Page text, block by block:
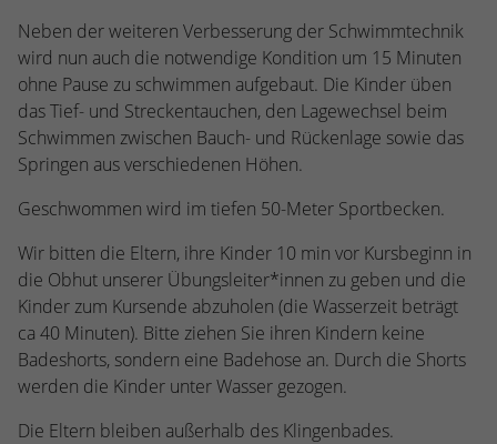
Neben der weiteren Verbesserung der Schwimmtechnik
wird nun auch die notwendige Kondition um 15 Minuten
ohne Pause zu schwimmen aufgebaut. Die Kinder üben
das Tief- und Streckentauchen, den Lagewechsel beim
Schwimmen zwischen Bauch- und Rückenlage sowie das
Springen aus verschiedenen Höhen.
Geschwommen wird im tiefen 50-Meter Sportbecken.
Wir bitten die Eltern, ihre Kinder 10 min vor Kursbeginn in
die Obhut unserer Übungsleiter*innen zu geben und die
Kinder zum Kursende abzuholen (die Wasserzeit beträgt
ca 40 Minuten). Bitte ziehen Sie ihren Kindern keine
Badeshorts, sondern eine Badehose an. Durch die Shorts
werden die Kinder unter Wasser gezogen.
Die Eltern bleiben außerhalb des Klingenbades.